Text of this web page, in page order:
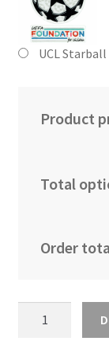
UCL
Product
Total
Order